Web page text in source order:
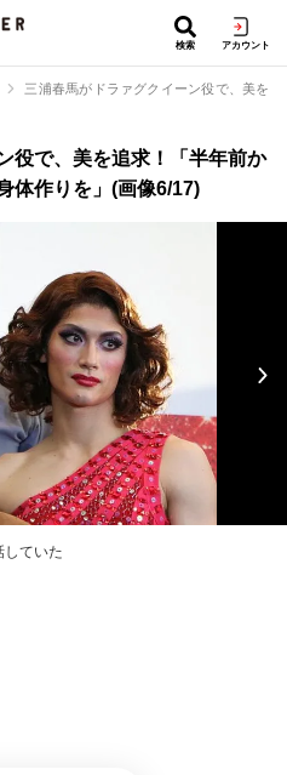
検索 アカウント
三浦春馬がドラァグクイーン役で、美を
役で、美を追求！「半年前か
体作りを」(画像6/17)
していた